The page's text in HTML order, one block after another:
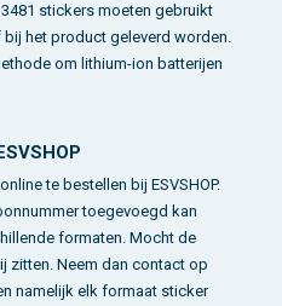
stickers moeten gebruikt
het product geleverd worden.
om lithium-ion batterijen
te bestellen bij ESVSHOP.
toegevoegd kan
formaten. Mocht de
zitten. Neem dan contact op
namelijk elk formaat sticker